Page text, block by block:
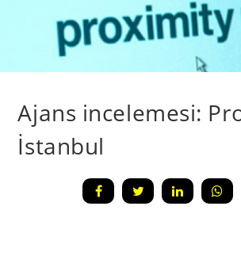
Ajans incelemesi:
İstanbul